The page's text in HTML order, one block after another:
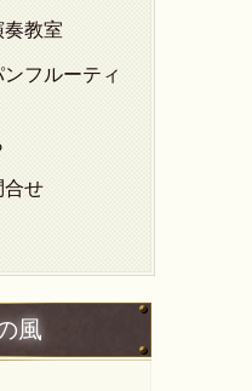
奏教室
フルーティ
合せ
風